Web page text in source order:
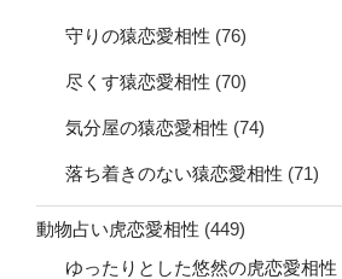
守りの猿恋愛相性 (76)
尽くす猿恋愛相性 (70)
気分屋の猿恋愛相性 (74)
落ち着きのない猿恋愛相性 (71)
動物占い虎恋愛相性 (449)
ゆったりとした悠然の虎恋愛相性